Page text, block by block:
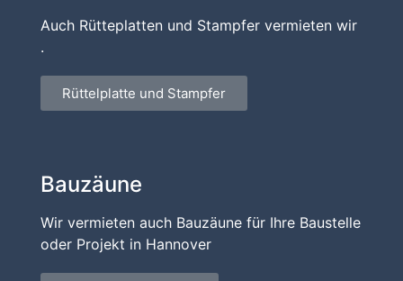
Auch Rütteplatten und Stampfer vermieten wir
.
Rüttelplatte und Stampfer
Bauzäune
Wir vermieten auch Bauzäune für Ihre Baustelle
oder Projekt in Hannover